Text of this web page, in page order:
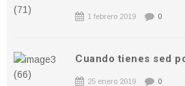
1 febrero 2019 0
Cuando tienes sed
25 enero 2019 0